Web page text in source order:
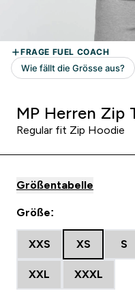
MP Herren Zip
Regular fit Zip Hoodie
Größentabelle
Größe:
XXS XS S
XXL XXXL